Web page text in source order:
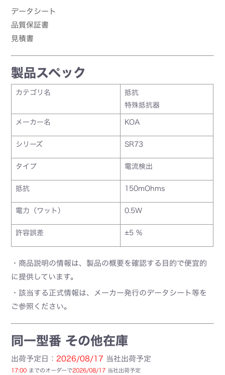
データシート
品質保証書
見積書
製品スペック
カテゴリ名
抵抗
特殊抵抗器
メーカー名 KOA
シリーズ SR73
タイプ 電流検出
抵抗 150mOhms
電力（ワット） 0.5W
許容誤差 ±5 %
・商品説明の情報は、製品の概要を確認する目的で便宜的
に提供しています。
・該当する正式情報は、メーカー発行のデータシート等を
ご参照ください。
同一型番 その他在庫
出荷予定日： 2026/08/17 当社出荷予定
17:00 までのオーダーで2026/08/17 当社出荷予定